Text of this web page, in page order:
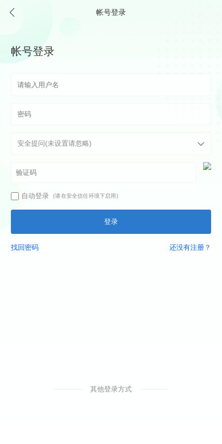
帐号登录
帐号登录
自动登录 (请在安全信任环境下启用)
登录
找回密码 还没有注册？
其他登录方式